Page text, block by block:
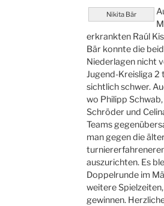
Nikita Bär
erkrankten Raúl
Bär konnte die
Niederlagen nicht
Jugend-Kreisliga 2
sichtlich schwer.
wo Philipp
Schröder und
Teams
man gegen die
auszurichten. Es
Doppelrunde im
weitere
gewinnen.